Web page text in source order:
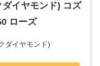
イヤモンド) コズ
ローズ
ダイヤモンド)